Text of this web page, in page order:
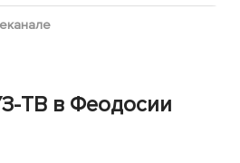
ТВ в Феодосии